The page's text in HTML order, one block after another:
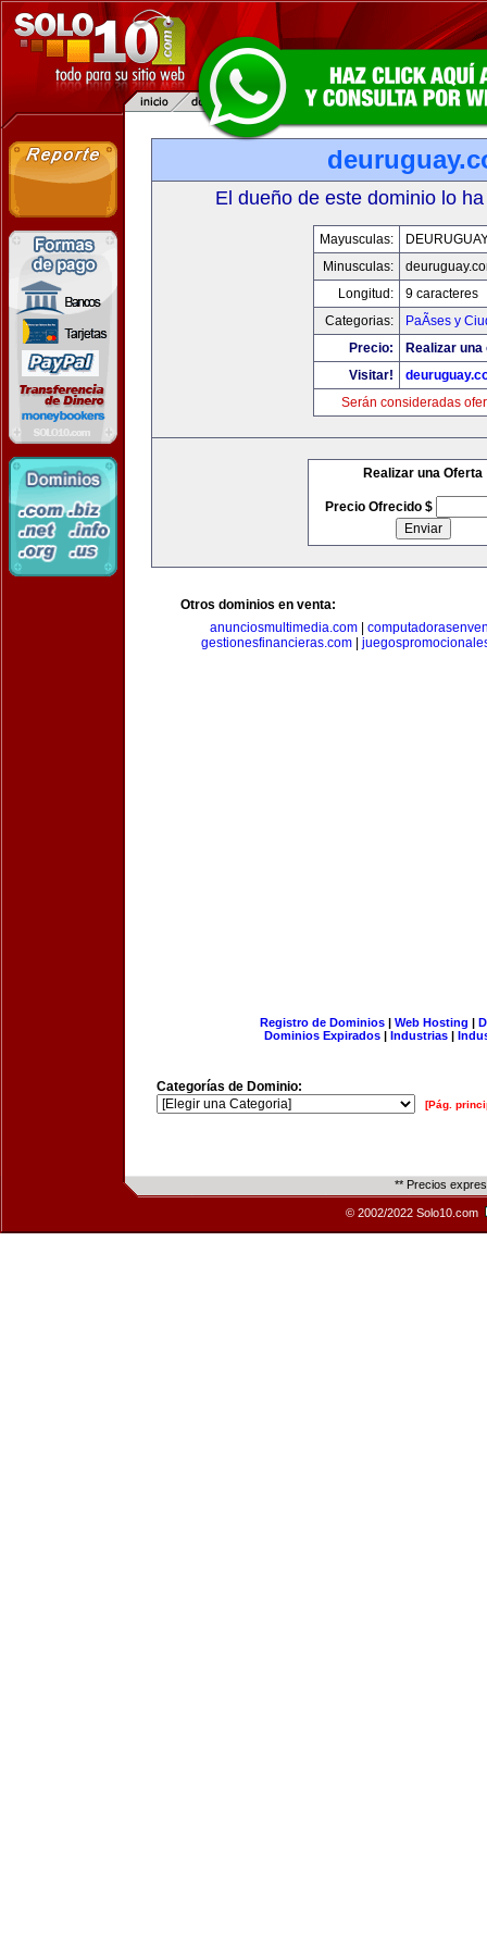
El dueño de este dominio lo
Mayusculas:
Minusculas:
Longitud:
9 caracteres
Categorias:
PaÃ­ses y
Precio:
Realizar
Visitar!
Serán consideradas
Realizar una Oferta
Precio Ofrecido $
Otros dominios en venta:
anunciosmultimedia.com
gestionesfinancieras.com
Registro de Dominios| Web Hosting |
Dominios Expirados | Industrias |
Categorías de Dominio:
[Pág.
** Precios
© 2002/2022 Solo10.com